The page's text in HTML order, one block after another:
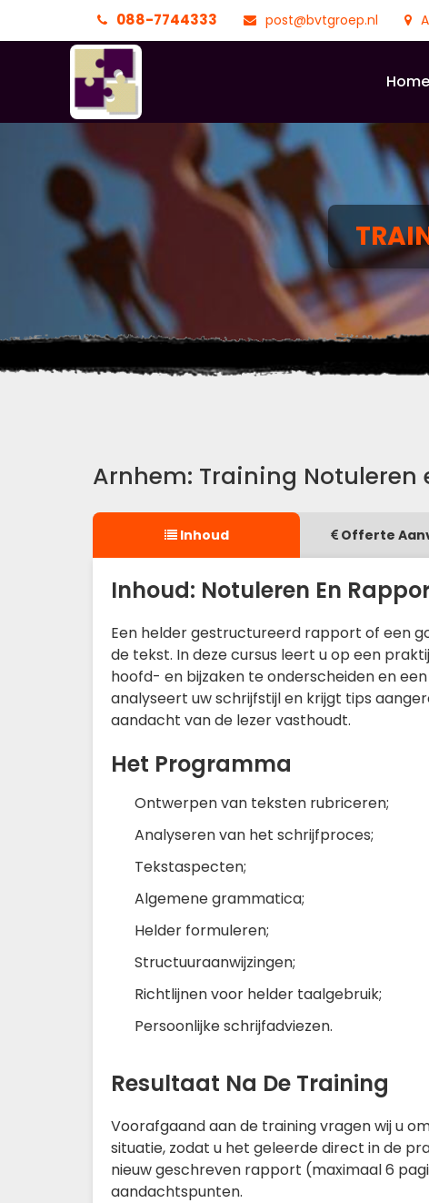
088-7744333 post@bvtgroep.nl
Home
Arnhem: Training Notuleren
Inhoud Offerte
Inhoud: Notuleren En
Een helder gestructureerd rapport of een
de tekst. In deze cursus leert u op een
hoofd- en bijzaken te onderscheiden en
analyseert uw schrijfstijl en krijgt tips
aandacht van de lezer vasthoudt.
Het Programma
Ontwerpen van teksten rubriceren;
Analyseren van het schrijfproces;
Tekstaspecten;
Algemene grammatica;
Helder formuleren;
Structuuraanwijzingen;
Richtlijnen voor helder taalgebruik;
Persoonlijke schrijfadviezen.
Resultaat Na De Training
Voorafgaand aan de training vragen wij u
situatie, zodat u het geleerde direct in de
nieuw geschreven rapport (maximaal 6
aandachtspunten.